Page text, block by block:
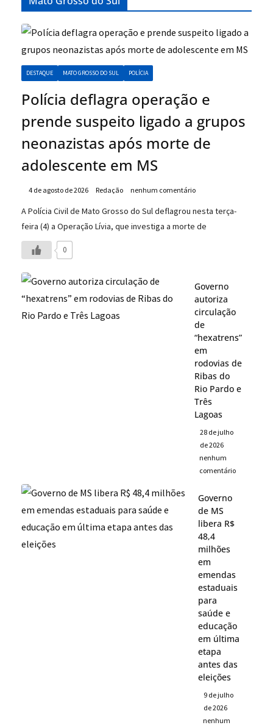
DESTAQUE MATO GROSSO DO SUL POLÍCIA
Polícia deflagra operação e
prende suspeito ligado a grupos
neonazistas após morte de
adolescente em MS
4 de agosto de 2026 Redação nenhum comentário
A Polícia Civil de Mato Grosso do Sul deflagrou nesta terça-
feira (4) a Operação Lívia, que investiga a morte de
0
Governo
autoriza
circulação
de
“hexatrens”
em
rodovias de
Ribas do
Rio Pardo e
Três
Lagoas
28 de julho
de 2026
nenhum
comentário
Governo
de MS
libera R$
48,4
milhões
em
emendas
estaduais
para
saúde e
educação
em última
etapa
antes das
eleições
9 de julho
de 2026
nenhum